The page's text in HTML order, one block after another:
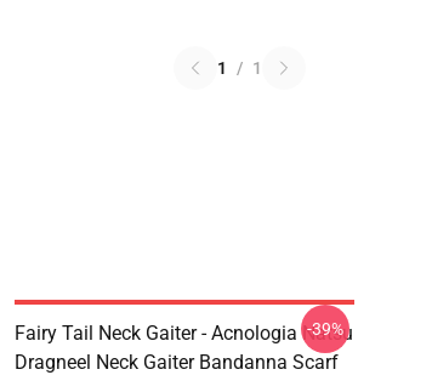
1 / 1
Fairy Tail Neck Gaiter - Acnologia Natsu
Dragneel Neck Gaiter Bandanna Scarf
-39%